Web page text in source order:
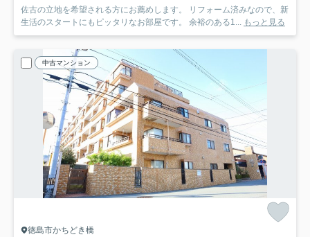
佐古の立地を希望される方にお薦めします。 リフォーム済みなので、新
生活のスタートにもピッタリなお部屋です。 余裕のある1... もっと見る
中古マンション
徳島市かちどき橋